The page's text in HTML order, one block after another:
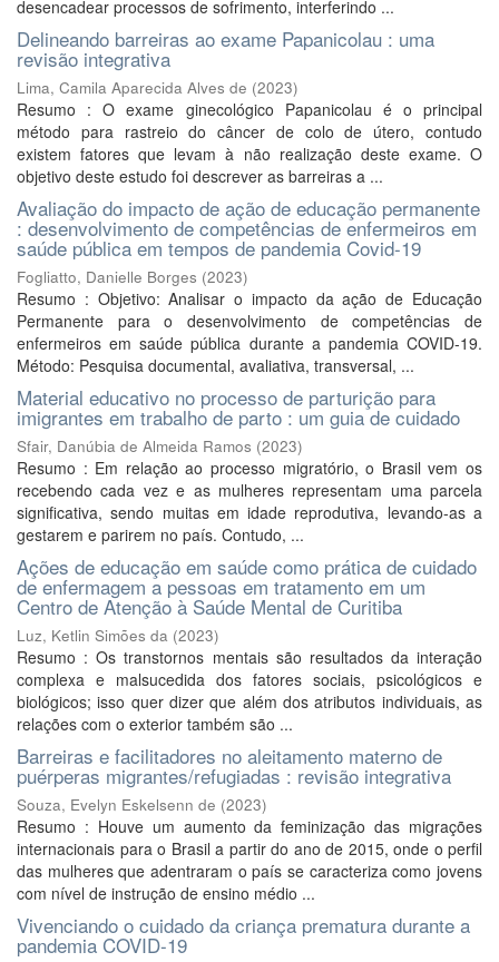
desencadear processos de sofrimento, interferindo ...
Delineando barreiras ao exame Papanicolau : uma
revisão integrativa
Lima, Camila Aparecida Alves de (2023)
Resumo : O exame ginecológico Papanicolau é o principal
método para rastreio do câncer de colo de útero, contudo
existem fatores que levam à não realização deste exame. O
objetivo deste estudo foi descrever as barreiras a ...
Avaliação do impacto de ação de educação permanente
: desenvolvimento de competências de enfermeiros em
saúde pública em tempos de pandemia Covid-19
Fogliatto, Danielle Borges (2023)
Resumo : Objetivo: Analisar o impacto da ação de Educação
Permanente para o desenvolvimento de competências de
enfermeiros em saúde pública durante a pandemia COVID-19.
Método: Pesquisa documental, avaliativa, transversal, ...
Material educativo no processo de parturição para
imigrantes em trabalho de parto : um guia de cuidado
Sfair, Danúbia de Almeida Ramos (2023)
Resumo : Em relação ao processo migratório, o Brasil vem os
recebendo cada vez e as mulheres representam uma parcela
significativa, sendo muitas em idade reprodutiva, levando-as a
gestarem e parirem no país. Contudo, ...
Ações de educação em saúde como prática de cuidado
de enfermagem a pessoas em tratamento em um
Centro de Atenção à Saúde Mental de Curitiba
Luz, Ketlin Simões da (2023)
Resumo : Os transtornos mentais são resultados da interação
complexa e malsucedida dos fatores sociais, psicológicos e
biológicos; isso quer dizer que além dos atributos individuais, as
relações com o exterior também são ...
Barreiras e facilitadores no aleitamento materno de
puérperas migrantes/refugiadas : revisão integrativa
Souza, Evelyn Eskelsenn de (2023)
Resumo : Houve um aumento da feminização das migrações
internacionais para o Brasil a partir do ano de 2015, onde o perfil
das mulheres que adentraram o país se caracteriza como jovens
com nível de instrução de ensino médio ...
Vivenciando o cuidado da criança prematura durante a
pandemia COVID-19